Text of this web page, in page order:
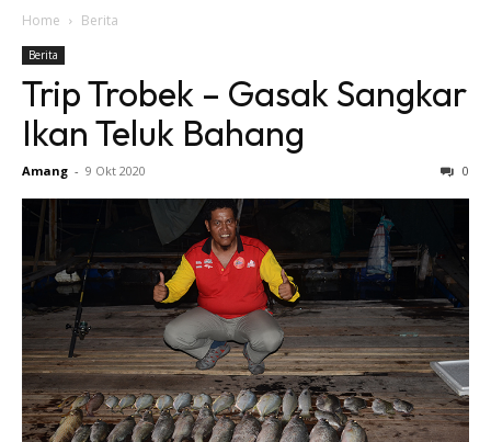
Home Berita
Berita
Trip Trobek – Gasak Sangkar
Ikan Teluk Bahang
Amang - 9 Okt 2020 0